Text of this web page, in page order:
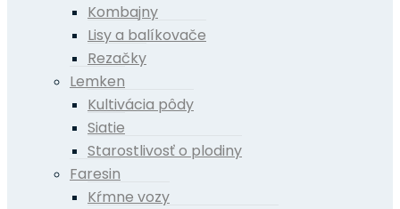
Kombajny
Lisy a balíkovače
Rezačky
Lemken
Kultivácia pôdy
Siatie
Starostlivosť o plodiny
Faresin
Kŕmne vozy